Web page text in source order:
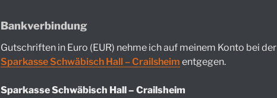
Bankverbindung
Gutschriften in Euro (EUR) nehme ich auf meinem Konto bei der
Sparkasse Schwäbisch Hall – Crailsheim entgegen.
Sparkasse Schwäbisch Hall – Crailsheim